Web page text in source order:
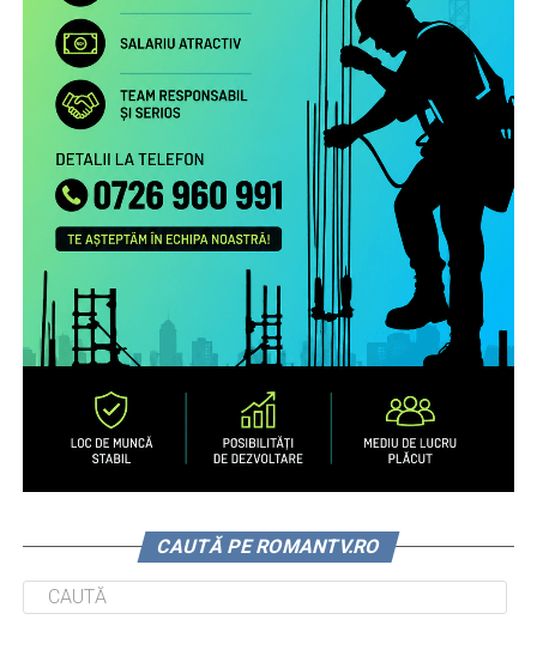
CAUTĂ PE ROMANTV.RO